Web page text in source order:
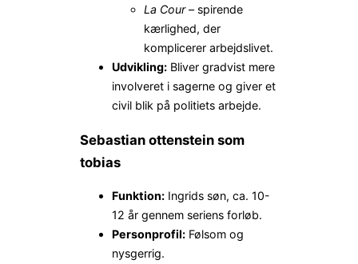
La Cour– spirende
kærlighed, der
komplicerer arbejdslivet.
Udvikling: Bliver gradvist mere
involveret i sagerne og giver et
civil blik på politiets arbejde.
Sebastian ottenstein som
tobias
Funktion: Ingrids søn, ca. 10-
12 år gennem seriens forløb.
Personprofil: Følsom og
nysgerrig.